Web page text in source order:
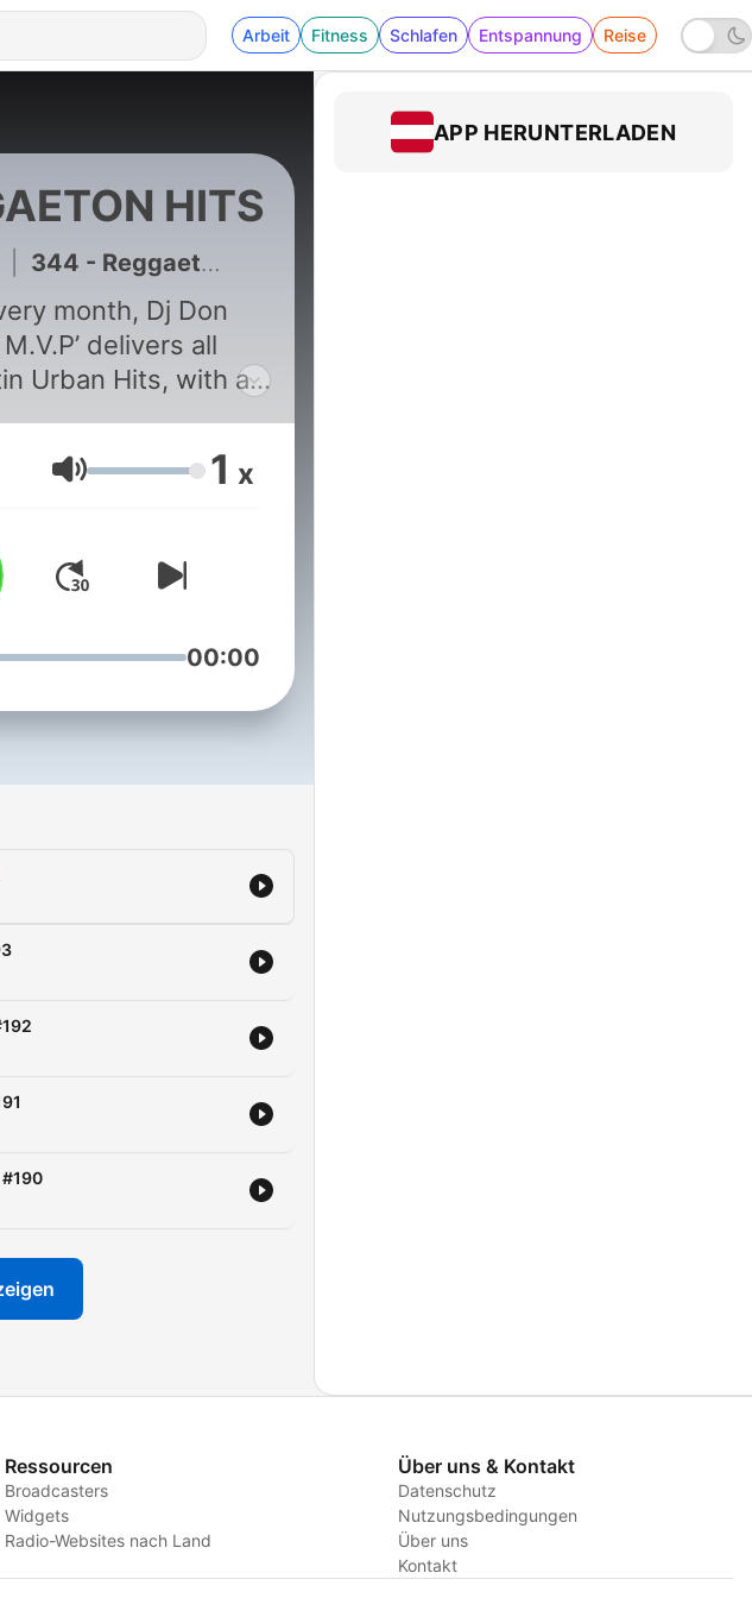
Arbeit Fitness Schlafen Entspannung Reise
HITS
344 - Reggaeton Hits April 2025 Episode #194
month, Dj Don
delivers all
Urban Hits, with a
from an international
artists. Delivering
global pop music.
complete Latin
Podcast in
Join in & discover
Lautstärke 1 x
00:00
APP HERUNTERLADEN
Ressourcen
Broadcasters
Widgets
Radio-Websites nach Land
Über uns & Kontakt
Datenschutz
Nutzungsbedingungen
Über uns
Kontakt